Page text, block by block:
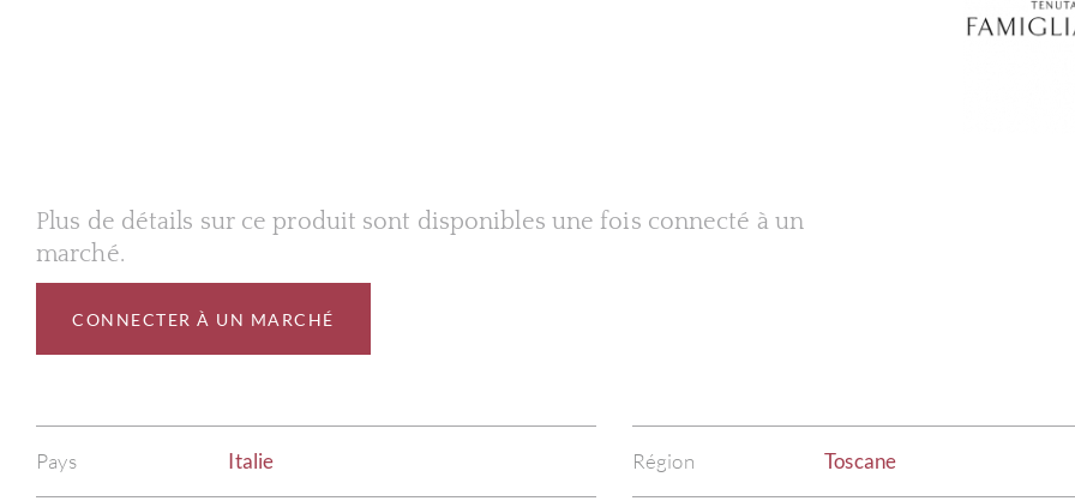
Plus de détails sur ce produit sont disponibles une fois connecté à un
marché.
CONNECTER À UN MARCHÉ
Pays Italie Région Toscane